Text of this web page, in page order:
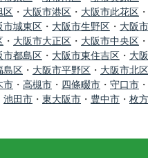
区 ・ 大阪市港区 ・ 大阪市此花区 ・
市城東区 ・ 大阪市生野区 ・ 大阪
・ 大阪市大正区 ・ 大阪市中央区 ・
市都島区 ・ 大阪市東住吉区 ・ 大
島区 ・ 大阪市平野区 ・ 大阪市北区
市 ・ 高槻市 ・ 四條畷市 ・ 守口市 ・
池田市 ・ 東大阪市 ・ 豊中市 ・ 枚方